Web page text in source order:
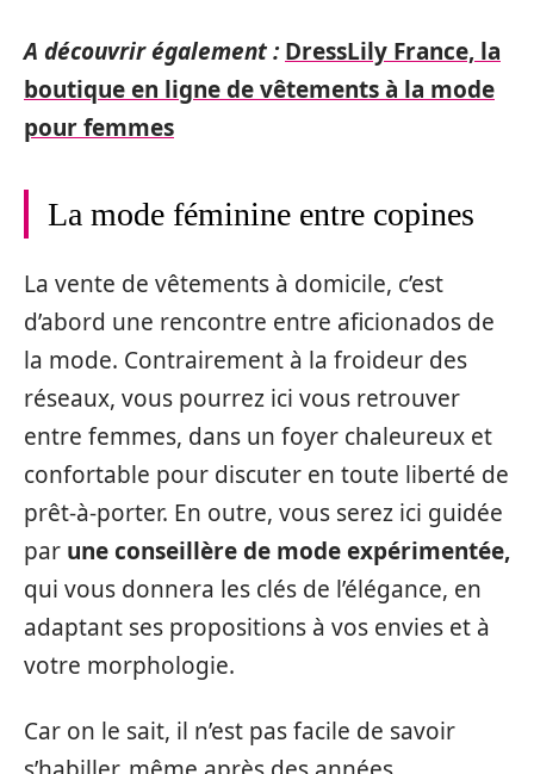
A découvrir également : DressLily France, la
boutique en ligne de vêtements à la mode
pour femmes
La mode féminine entre copines
La vente de vêtements à domicile, c’est
d’abord une rencontre entre aficionados de
la mode. Contrairement à la froideur des
réseaux, vous pourrez ici vous retrouver
entre femmes, dans un foyer chaleureux et
confortable pour discuter en toute liberté de
prêt-à-porter. En outre, vous serez ici guidée
par une conseillère de mode expérimentée,
qui vous donnera les clés de l’élégance, en
adaptant ses propositions à vos envies et à
votre morphologie.
Car on le sait, il n’est pas facile de savoir